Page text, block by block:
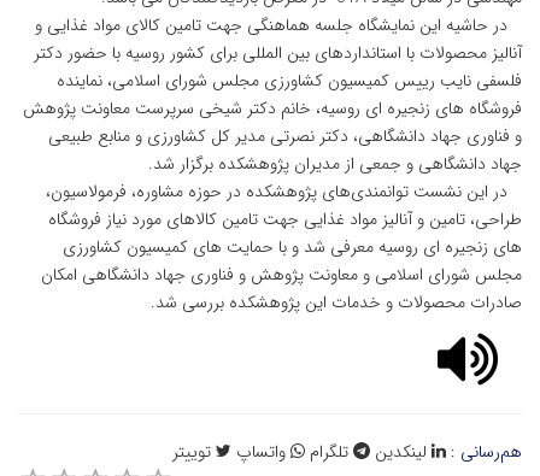
در حاشیه این نمایشگاه جلسه هماهنگی جهت تامین کالای مواد غذایی و
آنالیز محصولات با استانداردهای بین المللی برای کشور روسیه با حضور دکتر
فلسفی نایب رییس کمیسیون کشاورزی مجلس شورای اسلامی، نماینده
فروشگاه های زنجیره ای روسیه، خانم دکتر شیخی سرپرست معاونت پژوهش
و فناوری جهاد دانشگاهی، دکتر نصرتی مدیر کل کشاورزی و منابع طبیعی
جهاد دانشگاهی و جمعی از مدیران پژوهشکده برگزار شد.
در این نشست توانمندی‌های پژوهشکده در حوزه مشاوره، فرمولاسیون،
طراحی، تامین و آنالیز مواد غذایی جهت تامین کالاهای مورد نیاز فروشگاه
های زنجیره ای روسیه معرفی شد و با حمایت های کمیسیون کشاورزی
مجلس شورای اسلامی و معاونت پژوهش و فناوری جهاد دانشگاهی امکان
صادرات محصولات و خدمات این پژوهشکده بررسی شد.
هم‌رسانی : لینکدین تلگرام واتساپ توییتر